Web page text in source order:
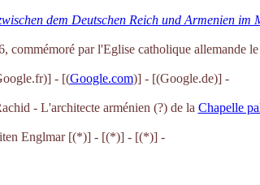
dem Deutschen Reich und Armenien im
commémoré par l'Eglise catholique allemande
- [(Google.com)] - [(Google.de)] -
- L'architecte arménien (?) de la Chapelle
Englmar [(*)] - [(*)] - [(*)] -